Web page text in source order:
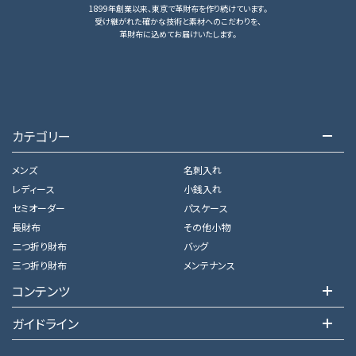
1899年創業以来、東京で革財布を作り続けています。
受け継がれた確かな技術と素材へのこだわりを、
革財布に込めてお届けいたします。
カテゴリー
メンズ
レディース
セミオーダー
長財布
二つ折り財布
三つ折り財布
名刺入れ
小銭入れ
パスケース
その他小物
バッグ
メンテナンス
コンテンツ
ガイドライン